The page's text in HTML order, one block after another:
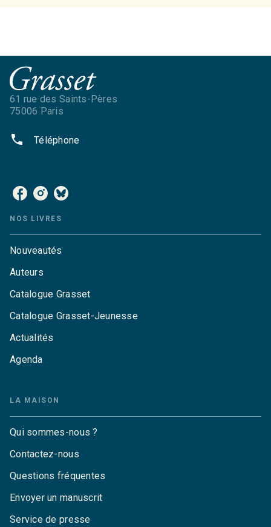
61 rue des Saints-Pères
75006 Paris
phone Téléphone
NOS LIVRES
Nouveautés
Auteurs
Catalogue Grasset
Catalogue Grasset-Jeunesse
Actualités
Agenda
LA MAISON
Qui sommes-nous ?
Contactez-nous
Questions fréquentes
Envoyer un manuscrit
Service de presse